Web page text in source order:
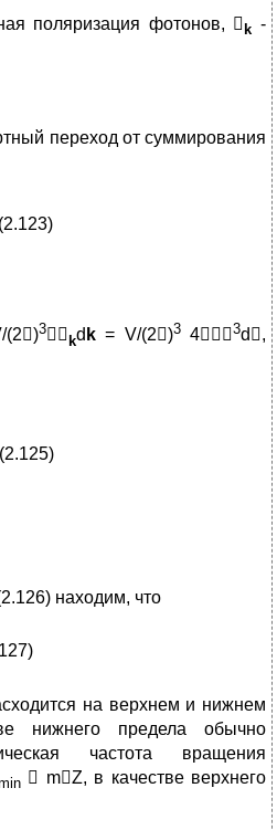
поляризация фотонов, k -
переход от суммирования
3kd k= V/(2)343d,
находим, что
на верхнем и нижнем
нижнего предела обычно
частота вращения
 mZ, в качестве верхнего